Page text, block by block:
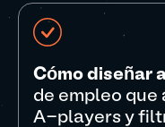
Cómo diseñar
de empleo que
A-players y